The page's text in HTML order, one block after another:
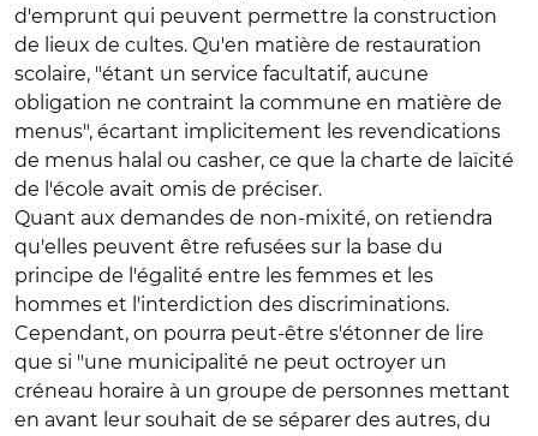
d'emprunt qui peuvent permettre la construction
de lieux de cultes. Qu'en matière de restauration
scolaire, "étant un service facultatif, aucune
obligation ne contraint la commune en matière de
menus", écartant implicitement les revendications
de menus halal ou casher, ce que la charte de laïcité
de l'école avait omis de préciser.
Quant aux demandes de non-mixité, on retiendra
qu'elles peuvent être refusées sur la base du
principe de l'égalité entre les femmes et les
hommes et l'interdiction des discriminations.
Cependant, on pourra peut-être s'étonner de lire
que si "une municipalité ne peut octroyer un
créneau horaire à un groupe de personnes mettant
en avant leur souhait de se séparer des autres, du